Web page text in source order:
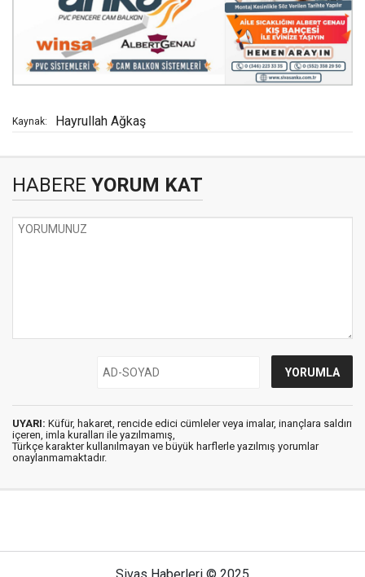
Kaynak: Hayrullah Ağkaş
HABERE YORUM KAT
UYARI: Küfür, hakaret, rencide edici cümleler veya imalar, inançlara saldırı
içeren, imla kuralları ile yazılmamış,
Türkçe karakter kullanılmayan ve büyük harflerle yazılmış yorumlar
onaylanmamaktadır.
Sivas Haberleri © 2025